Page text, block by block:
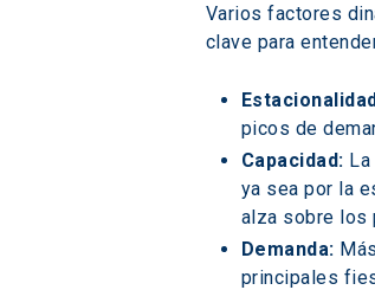
Varios factores
clave para
picos de
Capacidad:
ya sea por la
alza sobre los
Demanda:
principales